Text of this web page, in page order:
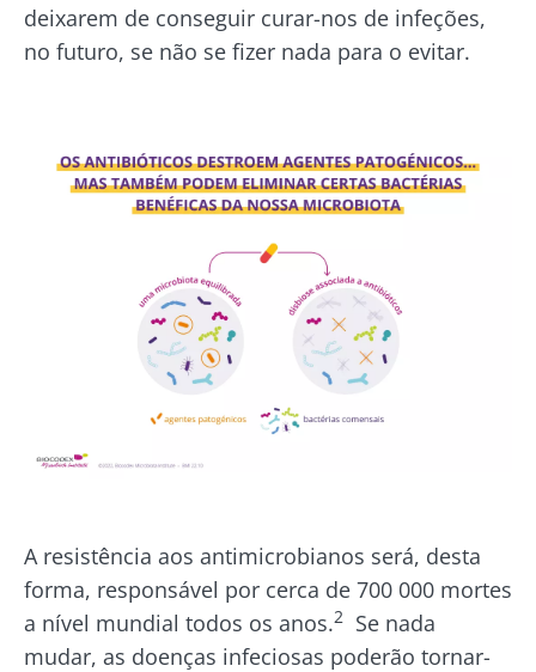
deixarem de conseguir curar-nos de infeções,
no futuro, se não se fizer nada para o evitar.
A resistência aos antimicrobianos será, desta
forma, responsável por cerca de 700 000 mortes
a nível mundial todos os anos.2
Se nada
mudar, as doenças infeciosas poderão tornar-